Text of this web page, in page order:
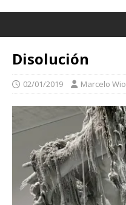
Disolución
02/01/2019 Marcelo Wio